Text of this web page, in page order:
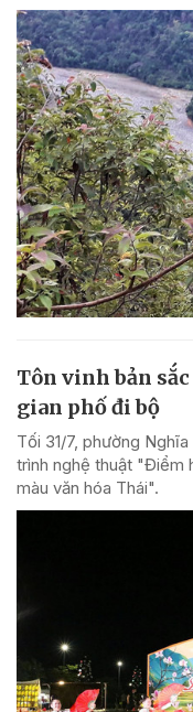
Tôn vinh bản
gian phố đi bộ
Tối 31/7, phường
trình nghệ thuật "Điểm
màu văn hóa Thái".